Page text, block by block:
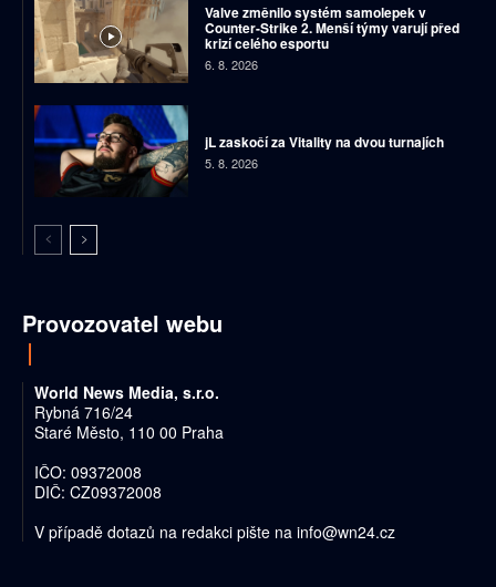
Valve změnilo systém samolepek v
Counter-Strike 2. Menší týmy varují před
krizí celého esportu
6. 8. 2026
jL zaskočí za Vitality na dvou turnajích
5. 8. 2026
Provozovatel webu
World News Media, s.r.o.
Rybná 716/24
Staré Město, 110 00 Praha
IČO: 09372008
DIČ: CZ09372008
V případě dotazů na redakci pište na info@wn24.cz